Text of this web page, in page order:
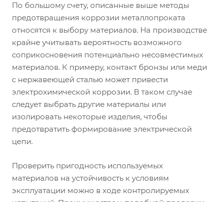
По большому счету, описанные выше методы
предотвращения коррозии металлопроката
относятся к выбору материалов. На производстве
крайне учитывать вероятность возможного
соприкосновения потенциально несовместимых
материалов. К примеру, контакт бронзы или меди
с нержавеющей сталью может привести
электрохимической коррозии. В таком случае
следует выбрать другие материалы или
изолировать некоторые изделия, чтобы
предотвратить формирование электрической
цепи.
Проверить пригодность используемых
материалов на устойчивость к условиям
эксплуатации можно в ходе контролируемых